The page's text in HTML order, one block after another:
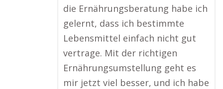
die Ernährungsberatung habe ich
gelernt, dass ich bestimmte
Lebensmittel einfach nicht gut
vertrage. Mit der richtigen
Ernährungsumstellung geht es
mir jetzt viel besser, und ich habe